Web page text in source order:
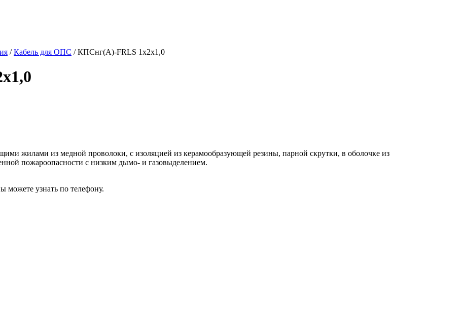
/ Кабель для ОПС / КПСнг(А)-FRLS 1x2x1,0
жилами из медной проволоки, с изоляцией из керамообразующей резины, парной скрутки, в оболочке из
пожароопасности с низким дымо- и газовыделением.
узнать по телефону.